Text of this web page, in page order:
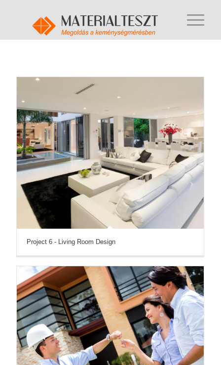
Project 6 - Living Room Design